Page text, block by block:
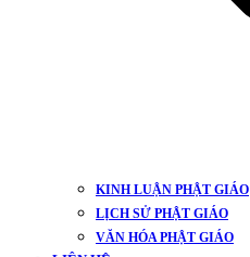
KINH LUẬN PHẬT GIÁO
LỊCH SỬ PHẬT GIÁO
VĂN HÓA PHẬT GIÁO